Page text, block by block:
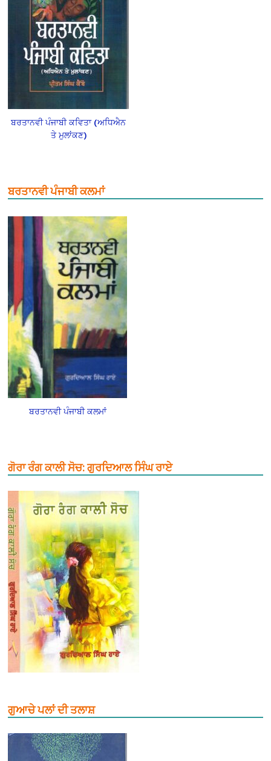
ਬਰਤਾਨਵੀ ਪੰਜਾਬੀ ਕਵਿਤਾ (ਅਧਿਐਨ
ਤੇ ਮੁਲਾਂਕਣ)
ਬਰਤਾਨਵੀ ਪੰਜਾਬੀ ਕਲਮਾਂ
ਬਰਤਾਨਵੀ ਪੰਜਾਬੀ ਕਲਮਾਂ
ਗੋਰਾ ਰੰਗ ਕਾਲੀ ਸੋਚ: ਗੁਰਦਿਆਲ ਸਿੰਘ ਰਾਏ
ਗੁਆਚੇ ਪਲਾਂ ਦੀ ਤਲਾਸ਼